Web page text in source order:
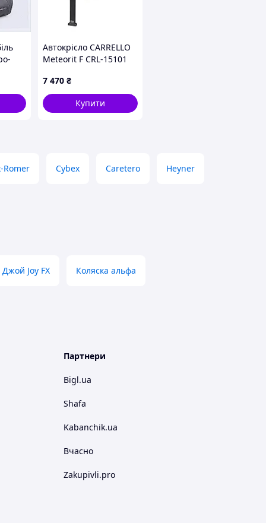
Автокрісло CARRELLO
Meteorit F CRL-15101
40-150см ISOFIX,
поворот, опор.стійка
7 470 ₴
Купити
Romer Cybex Caretero Heyner
Джой Joy FX Коляска альфа
Партнери
Bigl.ua
Shafa
Kabanchik.ua
Вчасно
Zakupivli.pro